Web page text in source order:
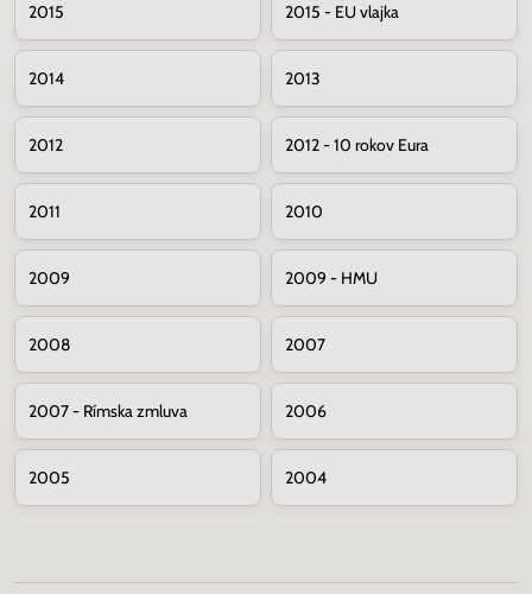
2015 2015 - EU vlajka
2014 2013
2012 2012 - 10 rokov Eura
2011 2010
2009 2009 - HMU
2008 2007
2007 - Rímska zmluva 2006
2005 2004